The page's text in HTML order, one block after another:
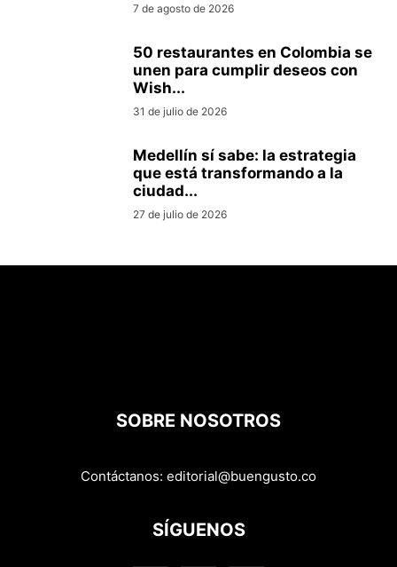
7 de agosto de 2026
50 restaurantes en Colombia se
unen para cumplir deseos con
Wish...
31 de julio de 2026
Medellín sí sabe: la estrategia
que está transformando a la
ciudad...
27 de julio de 2026
SOBRE NOSOTROS
Contáctanos: editorial@buengusto.co
SÍGUENOS